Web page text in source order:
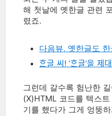
해 첫날에 옛한글 관련
렸죠.
다음뷰, 옛한글도
ᄒᆞᆫ글 씨! ‘ᄒᆞᆫ글’을
그런데 갈수록 험난한
(X)HTML 코드를 텍스
기를 했다가 그게 엉뚱